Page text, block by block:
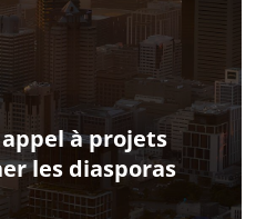
appel à projets
les diasporas